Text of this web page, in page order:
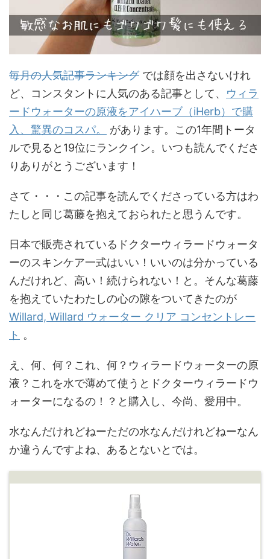
毎月の人気記事ランキングでは顔を出さないけれ
ど、コンスタントに人気のある記事として、 ウィラ
ードウォーターの原液をアイハーブ（iHerb）で購
入、驚異のコスパ。
があります。この1年間トータ
ルで見ると19位にランクイン。いつも読んでくださ
りありがとうございます！
さて・・・この記事を読んでくださっている方はわ
たしと同じ葛藤を抱えておられたと思うんです。
日本で販売されているドクターウィラードウォータ
ーのスキンケア一式はいい！いいのは分かっている
んだけれど、高い！続けられない！と。そんな葛藤
を抱えていたわたしの心の隙をついてきたのが
Willard, Willard ウォーター クリア コンセントレー
ト 。
え、何、何？これ、何？ウィラードウォーターの原
液？これを水で薄めて使うとドクターウィラードウ
ォーターになるの！？と購入し、今尚、愛用中。
水なんだけれどねーただの水なんだけれどねーなん
か違うんですよね、あるとないとでは。